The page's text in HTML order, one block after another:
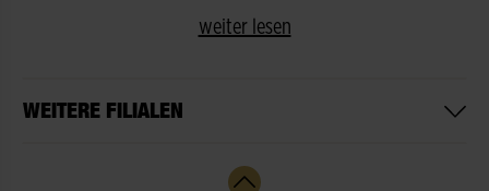
weiter lesen
WEITERE FILIALEN